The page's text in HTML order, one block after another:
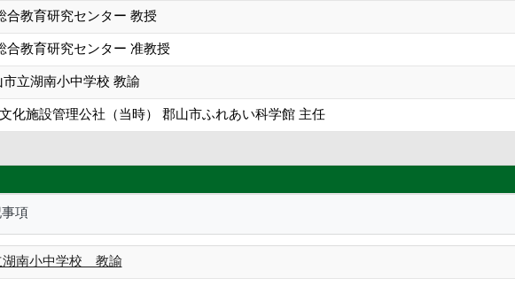
合教育研究センター 教授
合教育研究センター 准教授
立湖南小中学校 教諭
化施設管理公社（当時） 郡山市ふれあい科学館 主任
項
湖南小中学校 教諭